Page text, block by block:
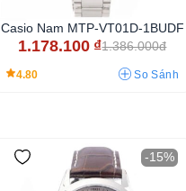
Casio Nam MTP-VT01D-1BUDF
1.178.100 ₫1.386.000đ
4.80 So Sánh
-15%